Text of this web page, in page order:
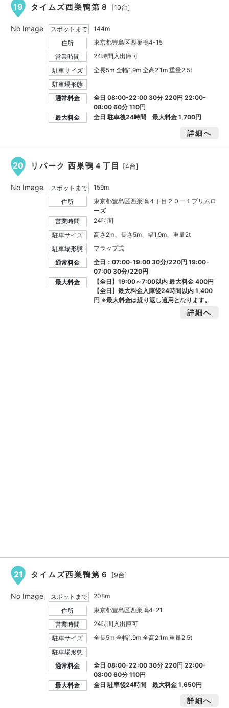
19 タイムズ西巣鴨第８ [10台]
スポットまで
144m
住所
東京都豊島区西巣鴨4-15
営業時間
24時間入出庫可
駐車サイズ
全長5m 全幅1.9m 全高2.1m 重量2.5t
駐車場形態
通常料金
全日 08:00-22:00 30分 220円 22:00-
08:00 60分 110円
最大料金
全日 駐車後24時間 最大料金1,700円
詳細へ
No Image
20 リパーク 西巣鴨４丁目 [4台]
スポットまで
159m
住所
東京都豊島区西巣鴨４丁目２０ー１プリムロ
ーズ
営業時間
24時間
駐車サイズ
高さ2m、長さ5m、幅1.9m、重量2t
駐車場形態
フラップ式
通常料金
全日：07:00-19:00 30分/220円 19:00-
07:00 30分/220円
最大料金
【全日】19:00～7:00以内 最大料金400円
【全日】最大料金入庫後24時間以内1,400
円 ※最大料金は繰り返し適用となります。
詳細へ
No Image
21 タイムズ西巣鴨第６ [9台]
スポットまで
208m
住所
東京都豊島区西巣鴨4-21
営業時間
24時間入出庫可
駐車サイズ
全長5m 全幅1.9m 全高2.1m 重量2.5t
駐車場形態
通常料金
全日 08:00-22:00 30分 220円 22:00-
08:00 60分 110円
最大料金
全日 駐車後24時間 最大料金1,650円
詳細へ
No Image